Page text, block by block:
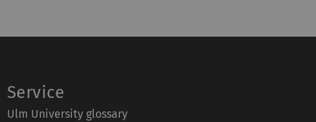
Service
Ulm University glossary